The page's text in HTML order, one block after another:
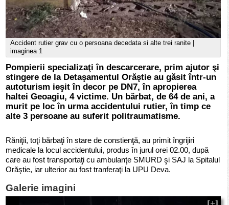
Accident rutier grav cu o persoana decedata si alte trei ranite |
imaginea 1
Pompierii specializaţi în descarcerare, prim ajutor şi
stingere de la Detaşamentul Orăştie au găsit într-un
autoturism ieşit în decor pe DN7, în apropierea
haltei Geoagiu, 4 victime. Un bărbat, de 64 de ani, a
murit pe loc în urma accidentului rutier, în timp ce
alte 3 persoane au suferit politraumatisme.
Răniţii, toţi bărbaţi în stare de constienţă, au primit îngrijiri
medicale la locul accidentului, produs în jurul orei 02.00, după
care au fost transportaţi cu ambulanţe SMURD şi SAJ la Spitalul
Orăştie, iar ulterior au fost tranferaţi la UPU Deva.
Galerie imagini